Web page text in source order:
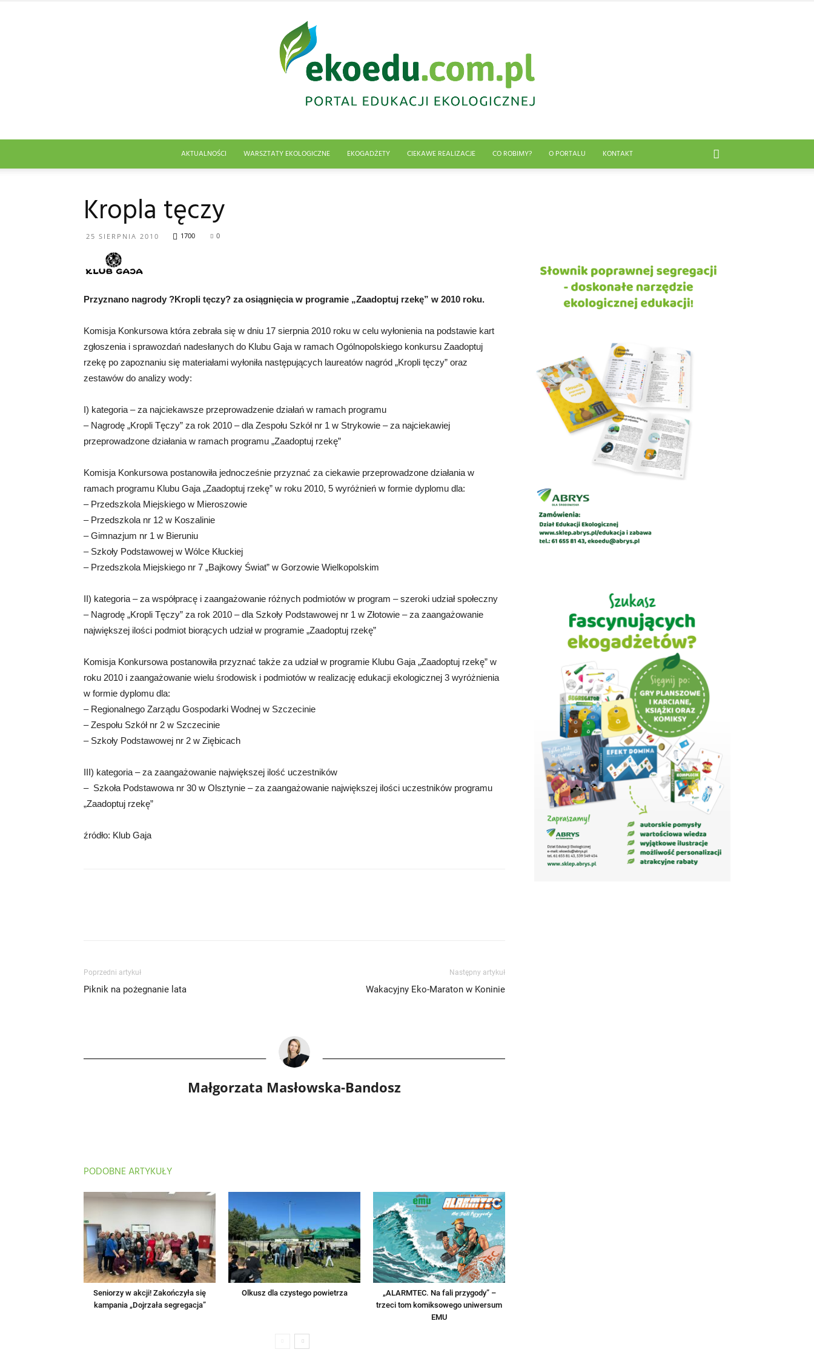
Abrys
AKTUALNOŚCI WARSZTATY EKOLOGICZNE EKOGADŻETY CIEKAWE REALIZACJE CO ROBIMY? O PORTALU KONTAKT
Kropla tęczy
25 SIERPNIA 2010 1700 0
Przyznano nagrody ?Kropli tęczy? za osiągnięcia w programie „Zaadoptuj rzekę” w 2010 roku.
Komisja Konkursowa która zebrała się w dniu 17 sierpnia 2010 roku w celu wyłonienia na podstawie kart
zgłoszenia i sprawozdań nadesłanych do Klubu Gaja w ramach Ogólnopolskiego konkursu Zaadoptuj
rzekę po zapoznaniu się materiałami wyłoniła następujących laureatów nagród „Kropli tęczy” oraz
zestawów do analizy wody:
I) kategoria – za najciekawsze przeprowadzenie działań w ramach programu
– Nagrodę „Kropli Tęczy” za rok 2010 – dla Zespołu Szkół nr 1 w Strykowie – za najciekawiej
przeprowadzone działania w ramach programu „Zaadoptuj rzekę”
Komisja Konkursowa postanowiła jednocześnie przyznać za ciekawie przeprowadzone działania w
ramach programu Klubu Gaja „Zaadoptuj rzekę” w roku 2010, 5 wyróżnień w formie dyplomu dla:
– Przedszkola Miejskiego w Mieroszowie
– Przedszkola nr 12 w Koszalinie
– Gimnazjum nr 1 w Bieruniu
– Szkoły Podstawowej w Wólce Kłuckiej
– Przedszkola Miejskiego nr 7 „Bajkowy Świat” w Gorzowie Wielkopolskim
II) kategoria – za współpracę i zaangażowanie różnych podmiotów w program – szeroki udział społeczny
– Nagrodę „Kropli Tęczy” za rok 2010 – dla Szkoły Podstawowej nr 1 w Złotowie – za zaangażowanie
największej ilości podmiot biorących udział w programie „Zaadoptuj rzekę”
Komisja Konkursowa postanowiła przyznać także za udział w programie Klubu Gaja „Zaadoptuj rzekę” w
roku 2010 i zaangażowanie wielu środowisk i podmiotów w realizację edukacji ekologicznej 3 wyróżnienia
w formie dyplomu dla:
– Regionalnego Zarządu Gospodarki Wodnej w Szczecinie
– Zespołu Szkół nr 2 w Szczecinie
– Szkoły Podstawowej nr 2 w Ziębicach
III) kategoria – za zaangażowanie największej ilość uczestników
– Szkoła Podstawowa nr 30 w Olsztynie – za zaangażowanie największej ilości uczestników programu
„Zaadoptuj rzekę”
źródło: Klub Gaja
Poprzedni artykuł
Piknik na pożegnanie lata
Następny artykuł
Wakacyjny Eko-Maraton w Koninie
Małgorzata Masłowska-Bandosz
PODOBNE ARTYKUŁY
Seniorzy w akcji! Zakończyła się
kampania „Dojrzała segregacja”
Olkusz dla czystego powietrza
„ALARMTEC. Na fali przygody” –
trzeci tom komiksowego uniwersum
EMU